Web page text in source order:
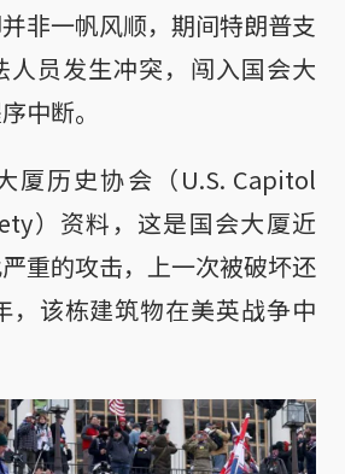
非一帆风顺，期间特朗普支
人员发生冲突，闯入国会大
中断。
厦历史协会（U.S. Capitol
）资料，这是国会大厦近
重的攻击，上一次被破坏还
，该栋建筑物在美英战争中